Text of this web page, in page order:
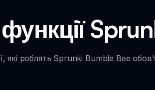
які роблять Sprunki Bumble Bee